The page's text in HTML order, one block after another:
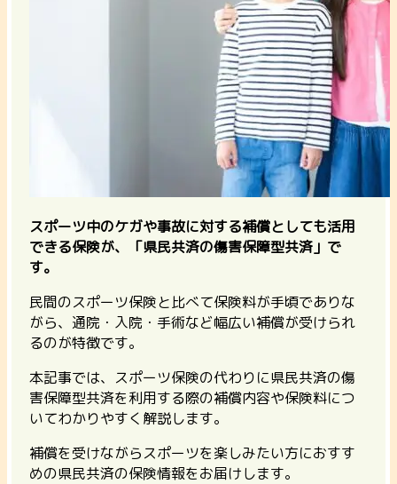
スポーツ中のケガや事故に対する補償としても活用
できる保険が、「県民共済の傷害保障型共済」で
す。
民間のスポーツ保険と比べて保険料が手頃でありな
がら、通院・入院・手術など幅広い補償が受けられ
るのが特徴です。
本記事では、スポーツ保険の代わりに県民共済の傷
害保障型共済を利用する際の補償内容や保険料につ
いてわかりやすく解説します。
補償を受けながらスポーツを楽しみたい方におすす
めの県民共済の保険情報をお届けします。